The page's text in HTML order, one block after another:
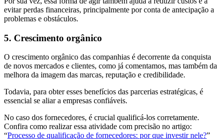
evitar perdas financeiras, principalmente por conta de antecipação a
problemas e obstáculos.
5. Crescimento orgânico
O crescimento orgânico das companhias é decorrente da conquista
de novos mercados e clientes, como já comentamos, mas também da
melhora da imagem das marcas, reputação e credibilidade.
Todavia, para obter esses benefícios das parcerias estratégicas, é
essencial se aliar a empresas confiáveis.
No caso dos fornecedores, é crucial qualificá-los corretamente.
Confira como realizar essa atividade com precisão no artigo:
“Processo de qualificação de fornecedores: por que investir nele?”